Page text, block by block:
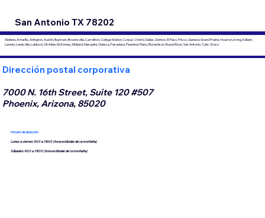
San Antonio TX 78202
Abilene, Amarillo, Arlington, Austin, Baytown, Brownsville, Carrollton, College Station, Corpus Christi, Dallas, Denton, El Paso, Frisco, Garland, Grand Prairie, Houston, Irving, Killeen,
Laredo, Lewisville, Lubbock, McAllen, McKinney, Midland, Mesquite, Odessa, Pasadena, Pearland, Plano, Richardson, Round Rock, San Antonio, Tyler, Waco
Dirección postal corporativa
7000 N. 16th Street, Suite 120 #507
Phoenix, Arizona, 85020
Horario de atención
Lunes a viernes 9:00 a 18:00 (hora estándar de la montaña)
Sábados 9:00 a 18:00 (hora estándar de la montaña)